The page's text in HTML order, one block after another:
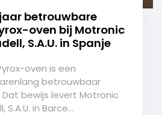
betrouwbare
oven bij Motronic
S.A.U. in Spanje
oven is een
betrouwbaar
bewijs levert Motronic
in Barce...